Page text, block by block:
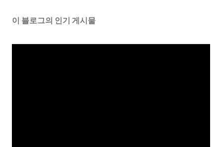
이 블로그의 인기 게시물